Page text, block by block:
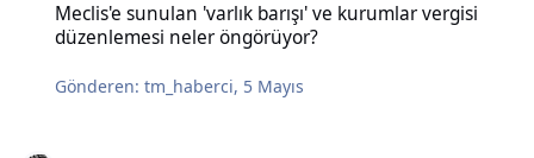
Meclis'e sunulan 'varlık barışı' ve kurumlar vergisi
düzenlemesi neler öngörüyor?
Gönderen:tm_haberci, 5 Mayıs